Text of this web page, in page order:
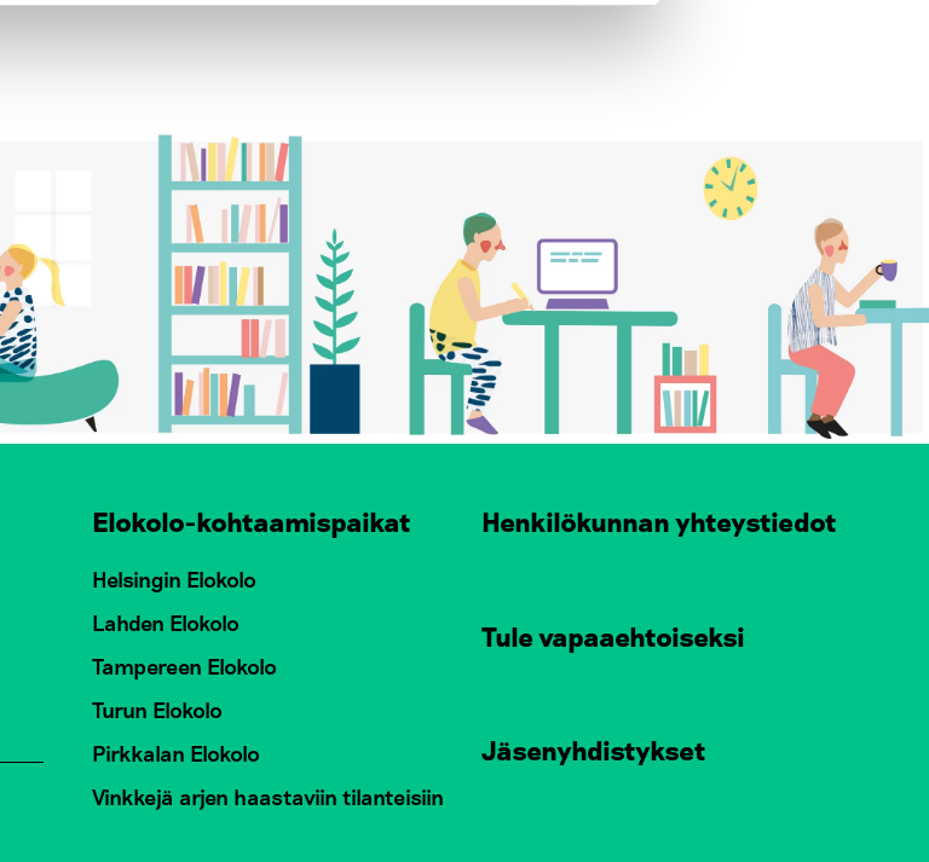
Elokolo-kohtaamispaikat
Helsingin Elokolo
Lahden Elokolo
Tampereen Elokolo
Turun Elokolo
Pirkkalan Elokolo
Vinkkejä arjen haastaviin tilanteisiin
Henkilökunnan yhteystiedot
Tule vapaaehtoiseksi
Jäsenyhdistykset